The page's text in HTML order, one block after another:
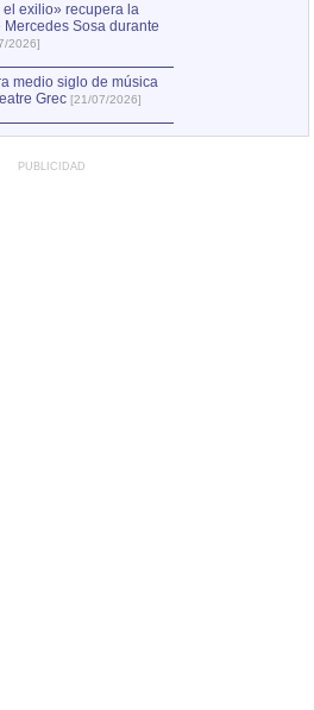
exilio» recupera la
Sosa durante
2026]
medio siglo de música
Grec [21/07/2026]
PUBLICIDAD